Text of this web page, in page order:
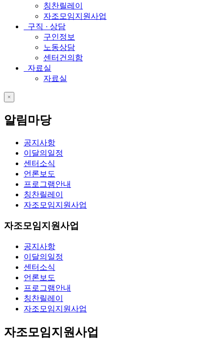
칭찬릴레이
자조모임지원사업
구직 · 상담
구인정보
노동상담
센터건의함
자료실
자료실
close
알림마당
공지사항
이달의일정
센터소식
언론보도
프로그램안내
칭찬릴레이
자조모임지원사업
자조모임지원사업
공지사항
이달의일정
센터소식
언론보도
프로그램안내
칭찬릴레이
자조모임지원사업
자조모임지원사업